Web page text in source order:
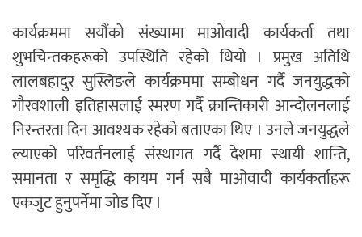
कार्यक्रममा सयौंको संख्यामा माओवादी कार्यकर्ता तथा
शुभचिन्तकहरूको उपस्थिति रहेको थियो । प्रमुख अतिथि
लालबहादुर सुस्लिङले कार्यक्रममा सम्बोधन गर्दै जनयुद्धको
गौरवशाली इतिहासलाई स्मरण गर्दै क्रान्तिकारी आन्दोलनलाई
निरन्तरता दिन आवश्यक रहेको बताएका थिए । उनले जनयुद्धले
ल्याएको परिवर्तनलाई संस्थागत गर्दै देशमा स्थायी शान्ति,
समानता र समृद्धि कायम गर्न सबै माओवादी कार्यकर्ताहरू
एकजुट हुनुपर्नेमा जोड दिए ।